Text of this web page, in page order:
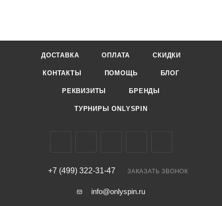
ДОСТАВКА ОПЛАТА СКИДКИ
КОНТАКТЫ ПОМОЩЬ БЛОГ
РЕКВИЗИТЫ БРЕНДЫ
ТУРНИРЫ ONLYSPIN
+7 (499) 322-31-47 ЗАКАЗАТЬ ЗВОНОК
info@onlyspin.ru